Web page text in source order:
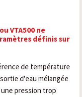
VTA500 ne
définis sur
de température
d'eau mélangée
une pression trop